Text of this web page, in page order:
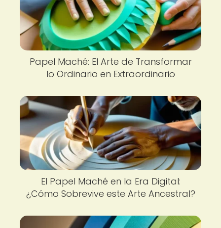
Papel Maché: El Arte de Transformar
lo Ordinario en Extraordinario
El Papel Maché en la Era Digital:
¿Cómo Sobrevive este Arte Ancestral?